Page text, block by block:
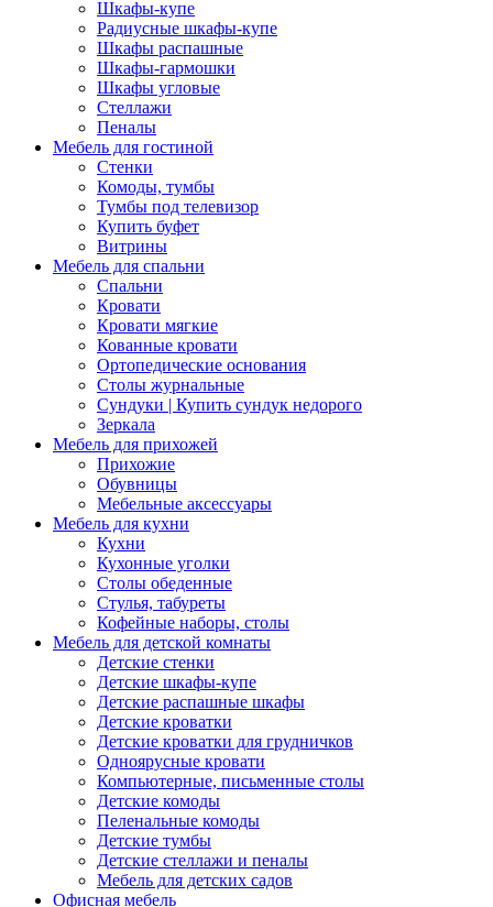
Шкафы-купе
Радиусные шкафы-купе
Шкафы распашные
Шкафы-гармошки
Шкафы угловые
Стеллажи
Пеналы
Мебель для гостиной
Стенки
Комоды, тумбы
Тумбы под телевизор
Купить буфет
Витрины
Мебель для спальни
Спальни
Кровати
Кровати мягкие
Кованные кровати
Ортопедические основания
Столы журнальные
Сундуки | Купить сундук недорого
Зеркала
Мебель для прихожей
Прихожие
Обувницы
Мебельные аксессуары
Мебель для кухни
Кухни
Кухонные уголки
Столы обеденные
Стулья, табуреты
Кофейные наборы, столы
Мебель для детской комнаты
Детские стенки
Детские шкафы-купе
Детские распашные шкафы
Детские кроватки
Детские кроватки для грудничков
Одноярусные кровати
Компьютерные, письменные столы
Детские комоды
Пеленальные комоды
Детские тумбы
Детские стеллажи и пеналы
Мебель для детских садов
Офисная мебель